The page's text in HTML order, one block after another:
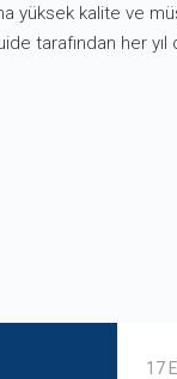
yüksek kalite ve
tarafından her
17